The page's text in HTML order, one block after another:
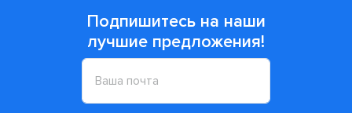
Подпишитесь на наши
лучшие предложения!